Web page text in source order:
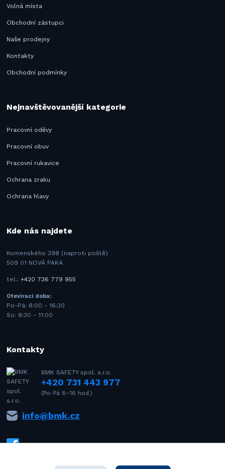
Volná místa
Obchodní zástupci
Naše prodejny
Kontakty
Obchodní podmínky
Nejnavštěvovanější kategorie
Pracovní oděvy
Pracovní obuv
Pracovní rukavice
Ochrana zraku
Ochrana hlavy
Kde nás najdete
Komenského 398 (naproti poště)
509 01 NOVÁ PAKA
tel.:+420 736 779 955
Otevírací doba:
Po-Pá: 8:00 - 16:30
So: 8:30 - 11:00
Kontakty
BMK SAFETY spol. s.r.o.
+420 731 443 977
(Po-Pá 8–16 hod.)
info@bmk.cz